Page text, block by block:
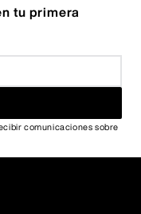
tu primera
comunicaciones sobre